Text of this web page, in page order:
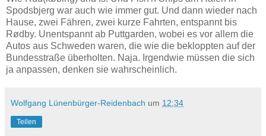
Spodsbjerg war auch wie immer gut. Und dann wieder nach
Hause, zwei Fähren, zwei kurze Fahrten, entspannt bis
Rødby. Unentspannt ab Puttgarden, wobei es vor allem die
Autos aus Schweden waren, die wie die bekloppten auf der
Bundesstraße überholten. Naja. Irgendwie müssen die sich
ja anpassen, denken sie wahrscheinlich.
Wolfgang Lünenbürger-Reidenbach um 12:34
Teilen